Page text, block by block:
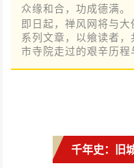
众缘和合，功成德满。
即日起，禅风网将与大
系列文章，以飨读者
市寺院走过的艰辛历程
千年史：旧